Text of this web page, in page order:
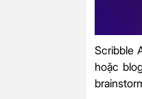
Scribble
hoặc